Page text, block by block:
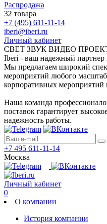
Распродажа
32 товара
+7 (495) 611-11-14
iberi@iberi.ru
Личный кабинет
СВЕТ ЗВУК ВИДЕО
Iberi - ваш надежный партнер
Мы предлагаем широкий
мероприятий любого
корпоративных мероприятий
Наша команда
поставок гарантирует
надежность работы.
+7 495 611-11-14
Москва
Личный кабинет
0
О компании
История компании